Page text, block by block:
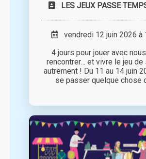
LES JEUX PASSE
vendredi 12 juin 2026 à
4 jours pour jouer avec
rencontrer… et vivre le jeu de
autrement ! Du 11 au 14 juin
se passer quelque chose